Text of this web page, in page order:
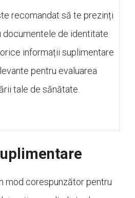
recomandat să te prezinți
documentele de identitate
informații suplimentare
pentru evaluarea
tale de sănătate.
mod corespunzător pentru